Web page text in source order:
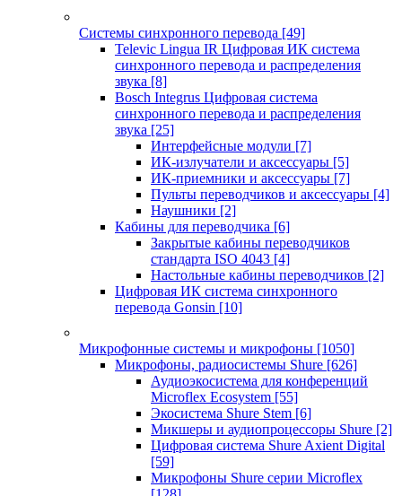
Системы синхронного перевода [49]
Televic Lingua IR Цифровая ИК система
синхронного перевода и распределения
звука [8]
Bosch Integrus Цифровая система
синхронного перевода и распределения
звука [25]
Интерфейсные модули [7]
ИК-излучатели и аксессуары [5]
ИК-приемники и аксессуары [7]
Пульты переводчиков и аксессуары [4]
Наушники [2]
Кабины для переводчика [6]
Закрытые кабины переводчиков
стандарта ISO 4043 [4]
Настольные кабины переводчиков [2]
Цифровая ИК система синхронного
перевода Gonsin [10]
Микрофонные системы и микрофоны [1050]
Микрофоны, радиосистемы Shure [626]
Аудиоэкосистема для конференций
Microflex Ecosystem [55]
Экосистема Shure Stem [6]
Микшеры и аудиопроцессоры Shure [2]
Цифровая система Shure Axient Digital
[59]
Микрофоны Shure серии Microflex